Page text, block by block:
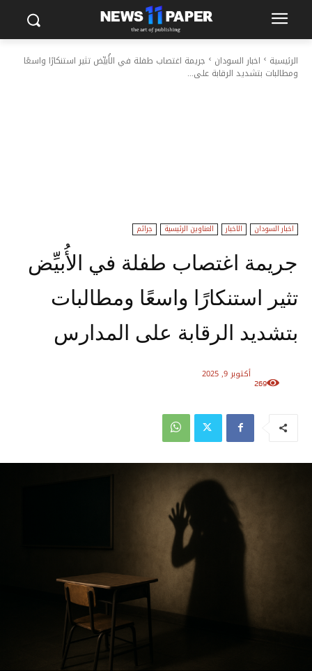
الرئيسية اخبار السودان
جريمة اغتصاب طفلة في الأُبيِّض تثير استنكارًا واسعًا
ومطالبات بتشديد الرقابة على...
اخبار السودان الاخبار العناوين الرئيسية جرائم
جريمة اغتصاب طفلة في الأُبيِّض
تثير استنكارًا واسعًا ومطالبات
بتشديد الرقابة على المدارس
أكتوبر 9, 2025
269